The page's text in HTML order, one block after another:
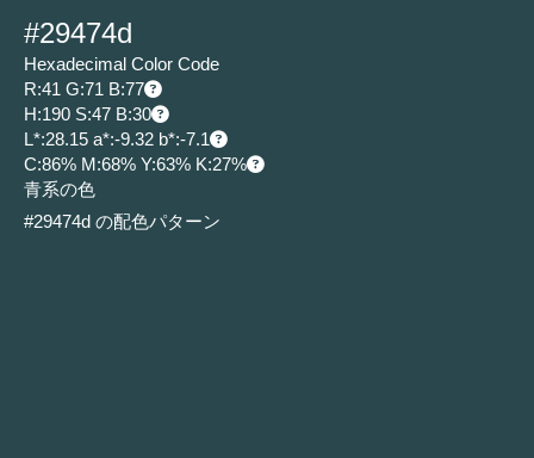
#29474d
Hexadecimal Color Code
R:41 G:71 B:77
H:190 S:47 B:30
L*:28.15 a*:-9.32 b*:-7.1
C:86% M:68% Y:63% K:27%
青系の色
#29474d の配色パターン